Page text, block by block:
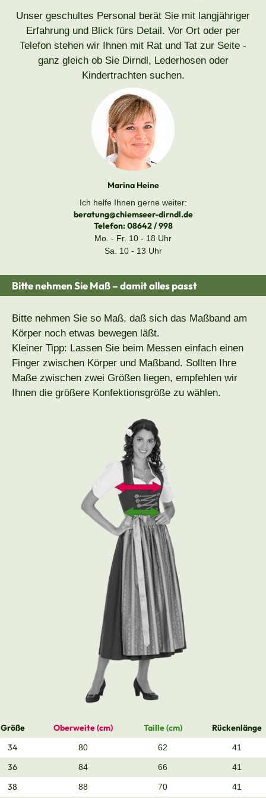
Unser geschultes Personal berät Sie mit langjähriger
Erfahrung und Blick fürs Detail. Vor Ort oder per
Telefon stehen wir Ihnen mit Rat und Tat zur Seite -
ganz gleich ob Sie Dirndl, Lederhosen oder
Kindertrachten suchen.
Marina Heine
Ich helfe Ihnen gerne weiter:
beratung@chiemseer-dirndl.de
Telefon:08642 / 998
Mo. - Fr. 10 - 18 Uhr
Sa. 10 - 13 Uhr
Bitte nehmen Sie Maß – damit alles passt
Bitte nehmen Sie so Maß, daß sich das Maßband am
Körper noch etwas bewegen läßt.
Kleiner Tipp: Lassen Sie beim Messen einfach einen
Finger zwischen Körper und Maßband. Sollten Ihre
Maße zwischen zwei Größen liegen, empfehlen wir
Ihnen die größere Konfektionsgröße zu wählen.
Größe Oberweite (cm) Taille (cm)
Rückenlänge
34
80 62 41
36 84 66 41
38 88 70 41